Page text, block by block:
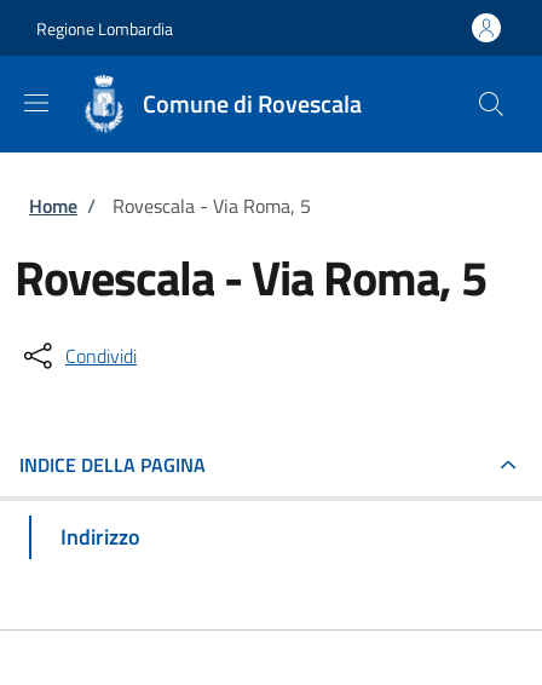
Regione Lombardia
Comune di Rovescala
Briciole di pane
Home / Rovescala - Via Roma, 5
Rovescala - Via Roma, 5
Condividi
INDICE DELLA PAGINA
Indirizzo